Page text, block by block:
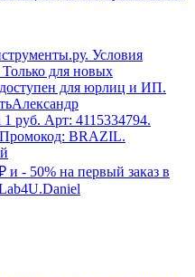
Условия
для новых
для юрлиц и ИП.
Александр
руб. Арт: 4115334794.
Промокод: BRAZIL.
и - 50% на первый заказ в
Daniel